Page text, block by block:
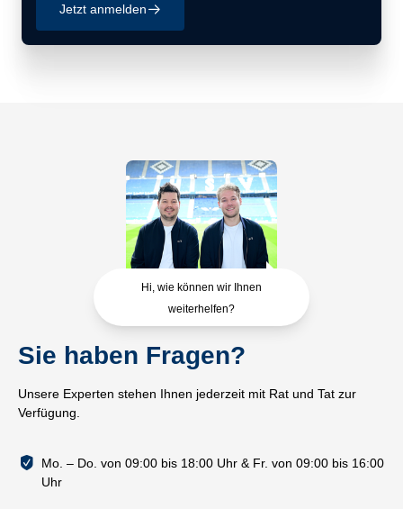
Jetzt anmelden􀄫
Hi, wie können wir Ihnen
weiterhelfen?
Sie haben Fragen?
Unsere Experten stehen Ihnen jederzeit mit Rat und Tat zur
Verfügung.
Mo. – Do. von 09:00 bis 18:00 Uhr & Fr. von 09:00 bis 16:00
Uhr